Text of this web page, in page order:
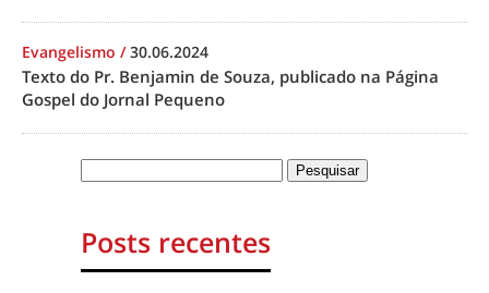
Evangelismo /30.06.2024
Texto do Pr. Benjamin de Souza, publicado na Página
Gospel do Jornal Pequeno
Posts recentes